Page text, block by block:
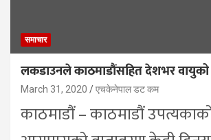
समाचार
लकडाउनले काठमाडौंसहित देशभर
March 31, 2020 एचकेनेपाल डट कम
काठमाडौं – काठमाडौं